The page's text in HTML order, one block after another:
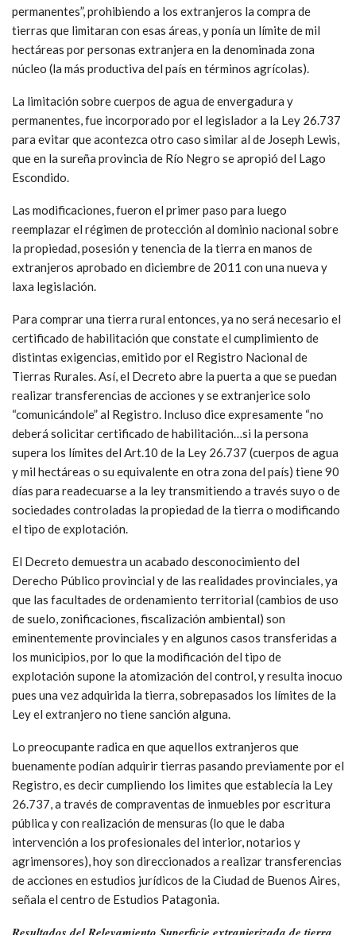
permanentes”, prohibiendo a los extranjeros la compra de
tierras que limitaran con esas áreas, y ponía un límite de mil
hectáreas por personas extranjera en la denominada zona
núcleo (la más productiva del país en términos agrícolas).
La limitación sobre cuerpos de agua de envergadura y
permanentes, fue incorporado por el legislador a la Ley 26.737
para evitar que acontezca otro caso similar al de Joseph Lewis,
que en la sureña provincia de Río Negro se apropió del Lago
Escondido.
Las modificaciones, fueron el primer paso para luego
reemplazar el régimen de protección al dominio nacional sobre
la propiedad, posesión y tenencia de la tierra en manos de
extranjeros aprobado en diciembre de 2011 con una nueva y
laxa legislación.
Para comprar una tierra rural entonces, ya no será necesario el
certificado de habilitación que constate el cumplimiento de
distintas exigencias, emitido por el Registro Nacional de
Tierras Rurales. Así, el Decreto abre la puerta a que se puedan
realizar transferencias de acciones y se extranjerice solo
“comunicándole” al Registro. Incluso dice expresamente “no
deberá solicitar certificado de habilitación…si la persona
supera los límites del Art.10 de la Ley 26.737 (cuerpos de agua
y mil hectáreas o su equivalente en otra zona del país) tiene 90
días para readecuarse a la ley transmitiendo a través suyo o de
sociedades controladas la propiedad de la tierra o modificando
el tipo de explotación.
El Decreto demuestra un acabado desconocimiento del
Derecho Público provincial y de las realidades provinciales, ya
que las facultades de ordenamiento territorial (cambios de uso
de suelo, zonificaciones, fiscalización ambiental) son
eminentemente provinciales y en algunos casos transferidas a
los municipios, por lo que la modificación del tipo de
explotación supone la atomización del control, y resulta inocuo
pues una vez adquirida la tierra, sobrepasados los límites de la
Ley el extranjero no tiene sanción alguna.
Lo preocupante radica en que aquellos extranjeros que
buenamente podían adquirir tierras pasando previamente por el
Registro, es decir cumpliendo los limites que establecía la Ley
26.737, a través de compraventas de inmuebles por escritura
pública y con realización de mensuras (lo que le daba
intervención a los profesionales del interior, notarios y
agrimensores), hoy son direccionados a realizar transferencias
de acciones en estudios jurídicos de la Ciudad de Buenos Aires,
señala el centro de Estudios Patagonia.